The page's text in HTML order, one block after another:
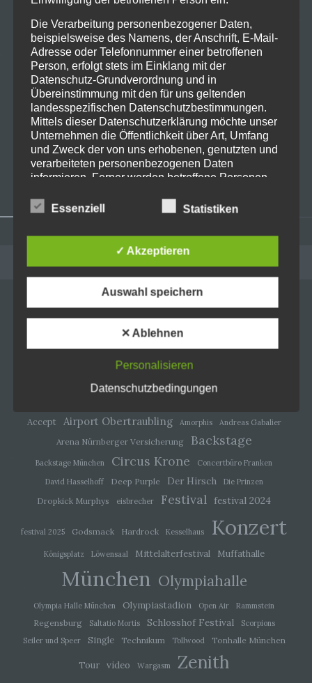
Live on Stage: 2026-03-21 Heaven
Shall Burn @Zenith Muc
Live on Stage: 2025-12-20
Kraftwerk @ Zenith München
Kommentar-Feed
Accept Airport Obertraubling Amorphis Andreas Gabalier
Arena Nürnberger Versicherung Backstage
Backstage München Circus Krone
Concertbüro Franken
David Hasselhoff
Deep Purple Der Hirsch Die Prinzen
Dropkick Murphys eisbrecher Festival festival 2024
festival 2025 Godsmack Hardrock Kesselhaus Konzert
Königsplatz Löwensaal Mittelalterfestival Muffathalle
München Olympiahalle
Olympia Halle München Olympiastadion Open Air Rammstein
Regensburg Saltatio Mortis Schlosshof Festival
Scorpions
Seiler und Speer
Single Technikum Tollwood Tonhalle München
Tour video Wargasm Zenith
Die Verarbeitung personenbezogener Daten,
beispielsweise des Namens, der Anschrift, E-Mail-
Adresse oder Telefonnummer einer betroffenen
Person, erfolgt stets im Einklang mit der
Datenschutz-Grundverordnung und in
Übereinstimmung mit den für uns geltenden
landesspezifischen Datenschutzbestimmungen.
Mittels dieser Datenschutzerklärung möchte unser
Unternehmen die Öffentlichkeit über Art, Umfang
und Zweck der von uns erhobenen, genutzten und
verarbeiteten personenbezogenen Daten
informieren. Ferner werden betroffene Personen
zustehenden Rechte aufgeklärt.
zahlreiche technische und organisatorische
Maßnahmen umgesetzt, um einen möglichst
verarbeiteten personenbezogenen Daten
sicherzustellen. Dennoch können Internetbasierte
Sicherheitslücken aufweisen, sodass ein absoluter
Schutz nicht gewährleistet werden kann. Aus
frei, personenbezogene Daten auch auf
alternativen Wegen, beispielsweise telefonisch, an
Begriffsbestimmungen
Begrifflichkeiten, die durch den Europäischen
Richtlinien- und Verordnungsgeber beim Erlass der
Datenschutz-Grundverordnung (DS-GVO) verwendet
wurden. Unsere Datenschutzerklärung soll sowohl für
Geschäftspartner einfach lesbar und verständlich sein.
Um dies zu gewährleisten, möchten wir vorab die
Wir verwenden in dieser Datenschutzerklärung
unter anderem die folgenden Begriffe:
a) personenbezogene Daten
Personenbezogene Daten sind alle
Essenziell Statistiken
✓ Akzeptieren
Auswahl speichern
✕ Ablehnen
Personalisieren
Datenschutzbedingungen